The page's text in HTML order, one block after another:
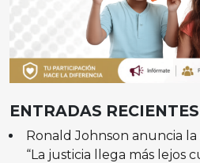
ENTRADAS RECIENTES
Ronald Johnson anuncia
“La justicia llega más lejos